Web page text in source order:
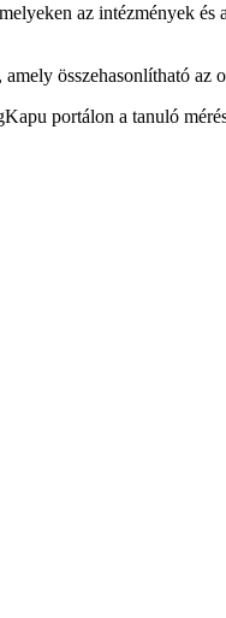
az intézmények
összehasonlítható
portálon a tanuló